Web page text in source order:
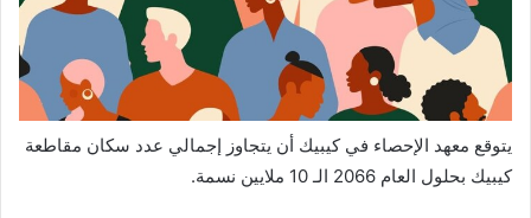
يتوقع معهد الإحصاء في كيبيك أن يتجاوز إجمالي عدد سكان مقاطعة
كيبيك بحلول العام 2066 الـ 10 ملايين نسمة.